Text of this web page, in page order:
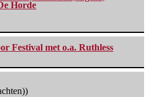
Horde
Festival met o.a. Ruthless